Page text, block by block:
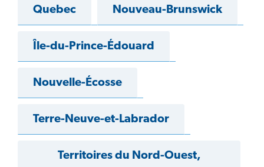
Quebec Nouveau-Brunswick
Île-du-Prince-Édouard
Nouvelle-Écosse
Terre-Neuve-et-Labrador
Territoires du Nord-Ouest,